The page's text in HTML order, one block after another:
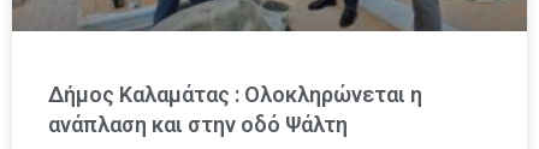
Δήμος Καλαμάτας : Ολοκληρώνεται η
ανάπλαση και στην οδό Ψάλτη